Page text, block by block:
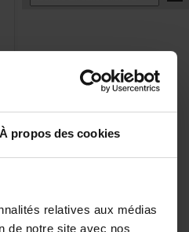
Àproposdescookies